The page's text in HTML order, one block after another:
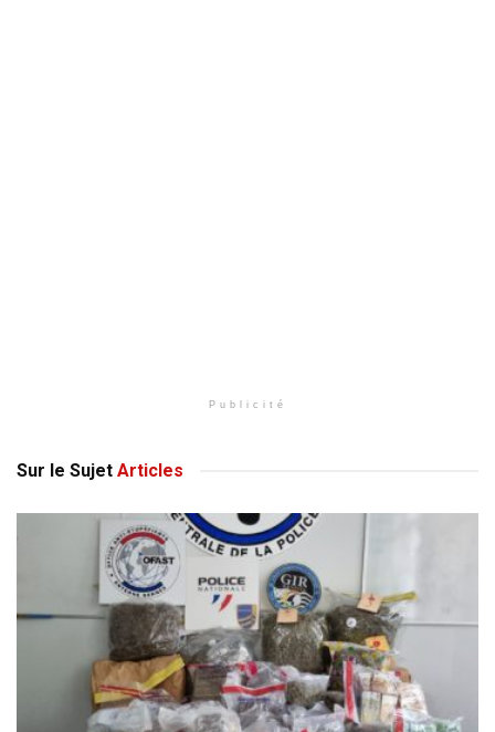
Publicité
Sur le Sujet Articles